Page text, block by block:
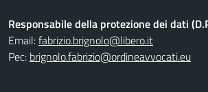
Responsabile della protezione dei dati
Email:fabrizio.brignolo@libero.it
Pec: brignolo.fabrizio@ordineavvocati.eu